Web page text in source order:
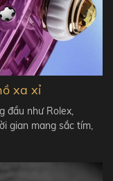
xa xỉ
đầu như Rolex,
gian mang sắc tím,